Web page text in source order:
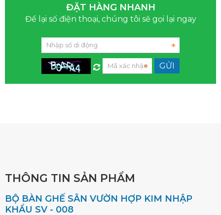
ĐẶT HÀNG NHANH
Để lại số điện thoại, chúng tôi sẽ gọi lại ngay
THÔNG TIN SẢN PHẨM
BỘ BÀN GHẾ SÂN VƯỜN HỢP KIM NHẬP
KHẨU SV - 008